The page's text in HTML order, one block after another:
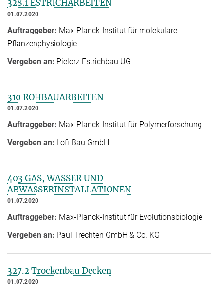
328.1 ESTRICHARBEITEN
01.07.2020
Auftraggeber: Max-Planck-Institut für molekulare
Pflanzenphysiologie
Vergeben an: Pielorz Estrichbau UG
310 ROHBAUARBEITEN
01.07.2020
Auftraggeber: Max-Planck-Institut für Polymerforschung
Vergeben an: Lofi-Bau GmbH
403 GAS, WASSER UND
ABWASSERINSTALLATIONEN
01.07.2020
Auftraggeber: Max-Planck-Institut für Evolutionsbiologie
Vergeben an: Paul Trechten GmbH & Co. KG
327.2 Trockenbau Decken
01.07.2020